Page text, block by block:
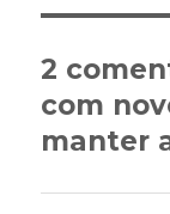
2
com
manter